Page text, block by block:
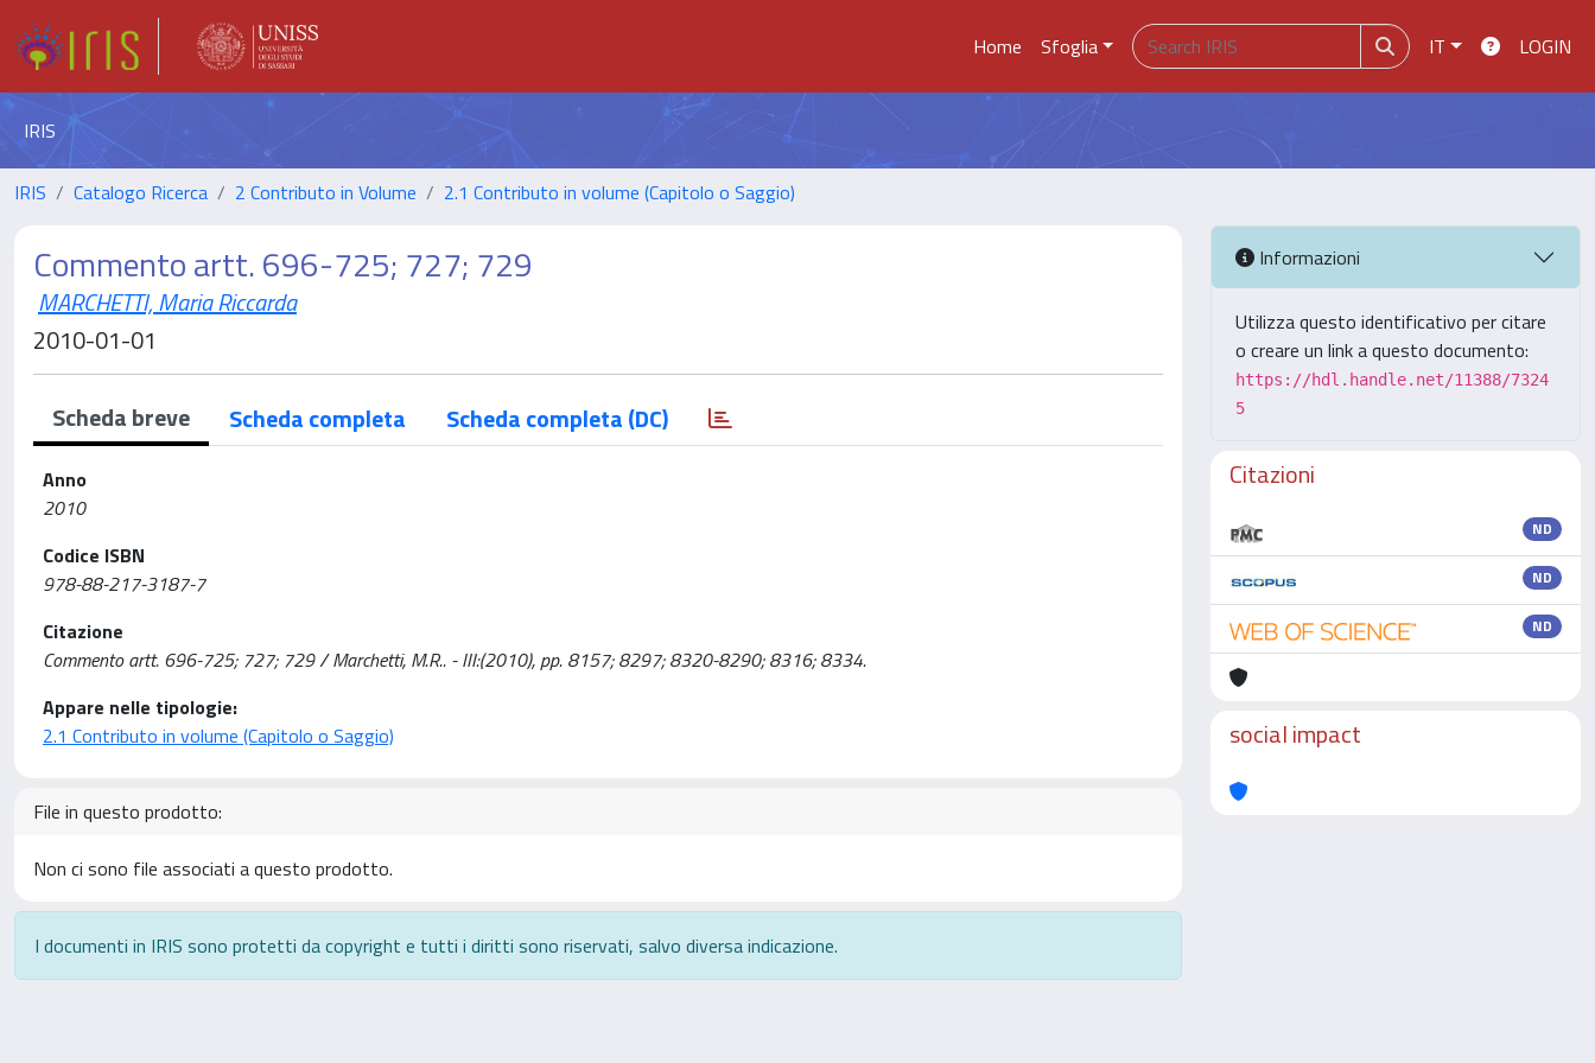
Home Sfoglia IT LOGIN
IRIS
IRIS Catalogo Ricerca 2 Contributo in Volume 2.1 Contributo in volume (Capitolo o Saggio)
Commento artt. 696-725; 727; 729
MARCHETTI, Maria Riccarda
2010-01-01
Scheda breve Scheda completa Scheda completa (DC)
Anno
2010
Codice ISBN
978-88-217-3187-7
Citazione
Commento artt. 696-725; 727; 729 / Marchetti, M.R.. - III:(2010), pp. 8157; 8297; 8320-8290; 8316; 8334.
Appare nelle tipologie:
2.1 Contributo in volume (Capitolo o Saggio)
File in questo prodotto:
Non ci sono file associati a questo prodotto.
I documenti in IRIS sono protetti da copyright e tutti i diritti sono riservati, salvo diversa indicazione.
Informazioni
Utilizza questo identificativo per citare
o creare un link a questo documento:
https://hdl.handle.net/11388/7324
5
Citazioni
ND
ND
ND
social impact